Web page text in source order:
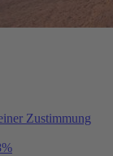
Zustimmung